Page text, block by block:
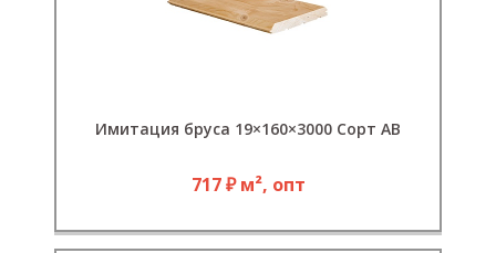
Имитация бруса 19×160×3000 Сорт АВ
717 ₽ м², опт